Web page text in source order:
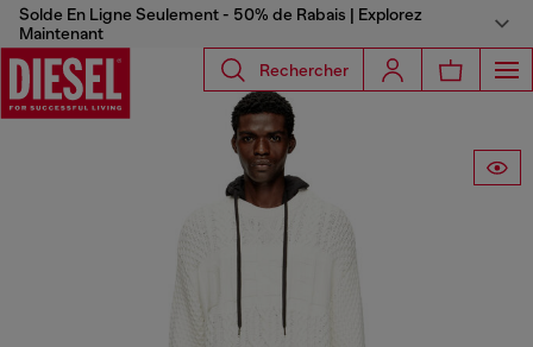
Solde En Ligne Seulement - 50% de Rabais | Explorez
Maintenant
Rechercher